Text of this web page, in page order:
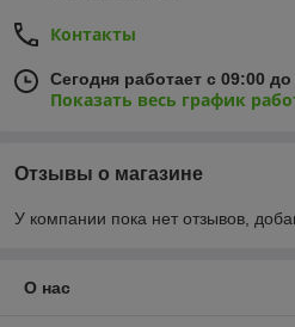
Контакты
Сегодня работает с 09:00 до
Показать весь график
Отзывы о магазине
У компании пока нет отзывов,
О нас